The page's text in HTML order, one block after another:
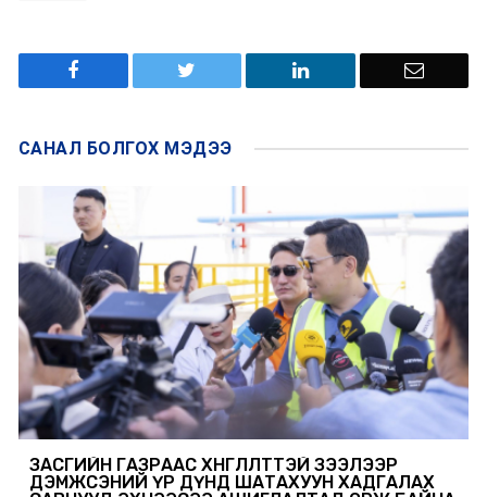
САНАЛ БОЛГОХ МЭДЭЭ
ЗАСГИЙН ГАЗРААС ХӨНГӨЛӨЛТТЭЙ ЗЭЭЛЭЭР
ДЭМЖСЭНИЙ ҮР ДҮНД ШАТАХУУН ХАДГАЛАХ